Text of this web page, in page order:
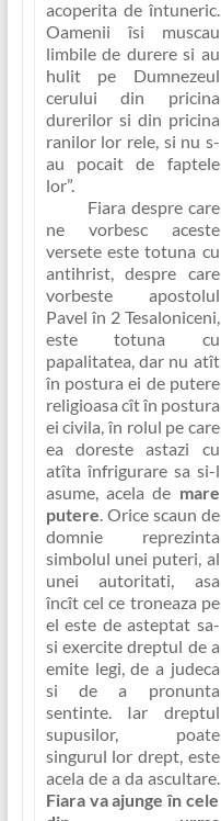
acoperita de întuneric.
Oamenii îsi muscau
limbile de durere si au
hulit pe Dumnezeul
cerului din pricina
durerilor si din pricina
ranilor lor rele, si nu s-
au pocait de faptele
lor”.
Fiara despre care
ne vorbesc aceste
versete este totuna cu
antihrist, despre care
vorbeste apostolul
Pavel în 2 Tesaloniceni,
este totuna cu
papalitatea, dar nu atît
în postura ei de putere
religioasa cît în postura
ei civila, în rolul pe care
ea doreste astazi cu
atîta înfrigurare sa si-l
asume, acela de mare
putere. Orice scaun de
domnie reprezinta
simbolul unei puteri, al
unei autoritati, asa
încît cel ce troneaza pe
el este de asteptat sa-
si exercite dreptul de a
emite legi, de a judeca
si de a pronunta
sentinte. Iar dreptul
supusilor, poate
singurul lor drept, este
acela de a da ascultare.
Fiara va ajunge în cele